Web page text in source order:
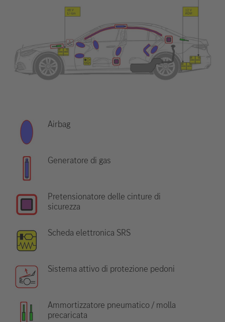
Airbag
Generatore di gas
Pretensionatore delle cinture di
sicurezza
Scheda elettronica SRS
Sistema attivo di protezione pedoni
Ammortizzatore pneumatico / molla
precaricata